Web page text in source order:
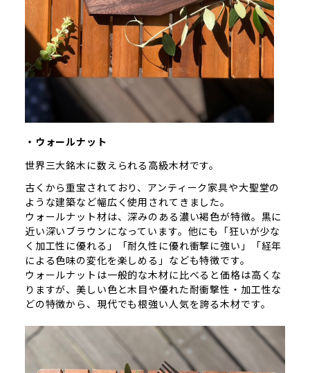
・ウォールナット
世界三大銘木に数えられる高級木材です。
古くから重宝されており、アンティーク家具や大聖堂の
ような建築など幅広く使用されてきました。
ウォールナット材は、深みのある濃い褐色が特徴。黒に
近い深いブラウンになっています。他にも「狂いが少な
く加工性に優れる」「耐久性に優れ衝撃に強い」「経年
による色味の変化を楽しめる」なども特徴です。
ウォールナットは一般的な木材に比べると価格は高くな
りますが、美しい色と木目や優れた耐衝撃性・加工性な
どの特徴から、現代でも根強い人気を誇る木材です。